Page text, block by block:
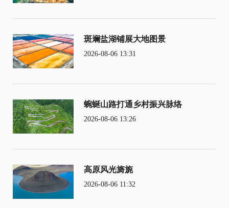
斑斓盐湖铺展大地图景
2026-08-06 13:31
蜿蜒山路打通乡村振兴脉络
2026-08-06 13:26
高原风光旖旎
2026-08-06 11:32